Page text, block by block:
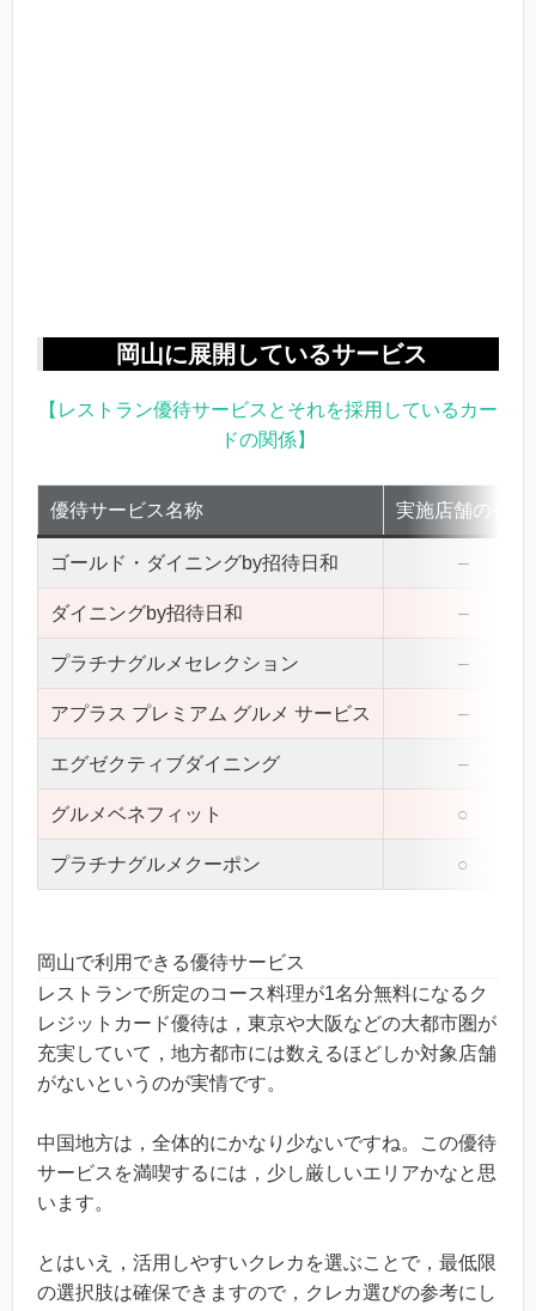
岡山に展開しているサービス
【レストラン優待サービスとそれを採用しているカー
ドの関係】
優待サービス名称 実施店舗の有無
ゴールド・ダイニングby招待日和 –
ダイニングby招待日和 –
プラチナグルメセレクション –
アプラス プレミアム グルメ サービス –
エグゼクティブダイニング –
グルメベネフィット ○
プラチナグルメクーポン ○
岡山で利用できる優待サービス
レストランで所定のコース料理が1名分無料になるク
レジットカード優待は，東京や大阪などの大都市圏が
充実していて，地方都市には数えるほどしか対象店舗
がないというのが実情です。
中国地方は，全体的にかなり少ないですね。この優待
サービスを満喫するには，少し厳しいエリアかなと思
います。
とはいえ，活用しやすいクレカを選ぶことで，最低限
の選択肢は確保できますので，クレカ選びの参考にし